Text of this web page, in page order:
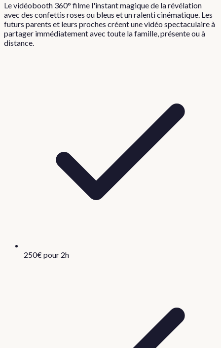
Le vidéobooth 360° filme l'instant magique de la révélation
avec des confettis roses ou bleus et un ralenti cinématique. Les
futurs parents et leurs proches créent une vidéo spectaculaire à
partager immédiatement avec toute la famille, présente ou à
distance.
250€ pour 2h